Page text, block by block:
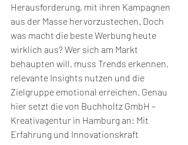
Herausforderung, mit ihren Kampagnen
aus der Masse hervorzustechen. Doch
was macht die beste Werbung heute
wirklich aus? Wer sich am Markt
behaupten will, muss Trends erkennen,
relevante Insights nutzen und die
Zielgruppe emotional erreichen. Genau
hier setzt die von Buchholtz GmbH –
Kreativagentur in Hamburg an: Mit
Erfahrung und Innovationskraft